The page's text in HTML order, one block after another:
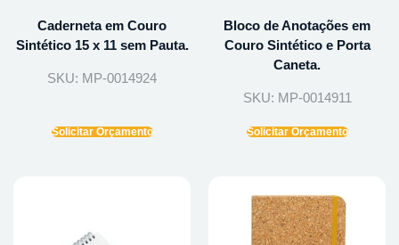
Caderneta em Couro
Sintético 15 x 11 sem Pauta.
SKU: MP-0014924
Solicitar Orçamento
Bloco de Anotações em
Couro Sintético e Porta
Caneta.
SKU: MP-0014911
Solicitar Orçamento